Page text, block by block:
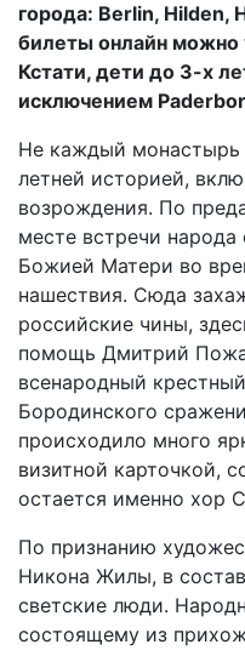
города: Berlin, Hilden,
билеты онлайн можно
Кстати, дети до 3-х
исключением
Не каждый монастырь
летней историей,
возрождения. По
месте встречи
Божией Матери во
нашествия. Сюда
российские чины,
помощь Дмитрий
всенародный
Бородинского
происходило много
визитной карточкой,
остается именно хор
По признанию
Никона Жилы, в
светские люди.
состоящему из